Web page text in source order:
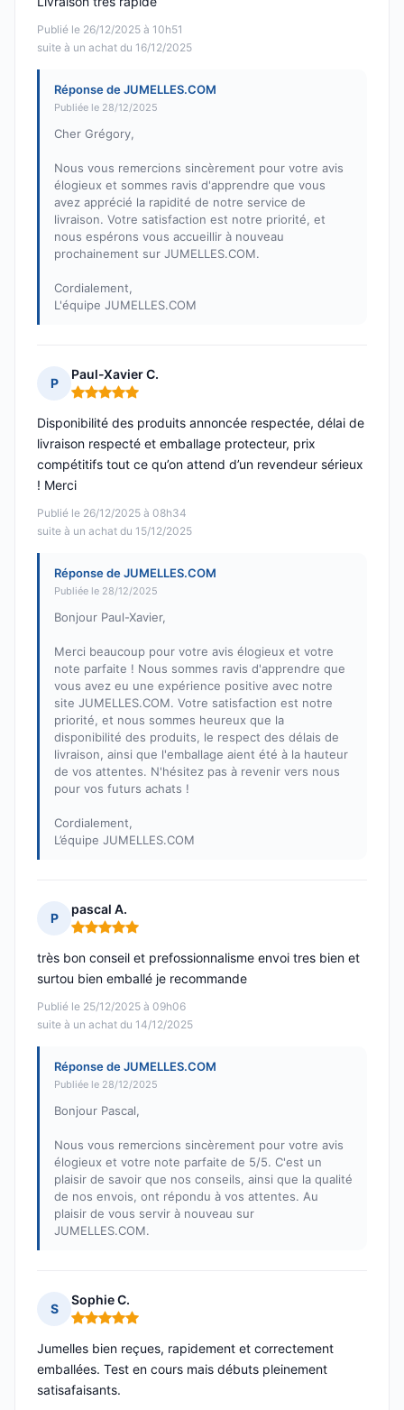
Publié le 26/12/2025 à 10h51
suite à un achat du 16/12/2025
Réponse de JUMELLES.COM
Publiée le 28/12/2025
Cher Grégory,
Nous vous remercions sincèrement pour votre avis
élogieux et sommes ravis d'apprendre que vous
avez apprécié la rapidité de notre service de
livraison. Votre satisfaction est notre priorité, et
nous espérons vous accueillir à nouveau
prochainement sur JUMELLES.COM.
Cordialement,
L'équipe JUMELLES.COM
P
Paul-Xavier C.
Note : 5 sur 5
Publié le 26/12/2025 à 08h34
suite à un achat du 15/12/2025
Disponibilité des produits annoncée respectée, délai de
livraison respecté et emballage protecteur, prix
compétitifs tout ce qu’on attend d’un revendeur sérieux
! Merci
Réponse de JUMELLES.COM
Publiée le 28/12/2025
Bonjour Paul-Xavier,
Merci beaucoup pour votre avis élogieux et votre
note parfaite ! Nous sommes ravis d'apprendre que
vous avez eu une expérience positive avec notre
site JUMELLES.COM. Votre satisfaction est notre
priorité, et nous sommes heureux que la
disponibilité des produits, le respect des délais de
livraison, ainsi que l'emballage aient été à la hauteur
de vos attentes. N'hésitez pas à revenir vers nous
pour vos futurs achats !
Cordialement,
L’équipe JUMELLES.COM
P
pascal A.
Note : 5 sur 5
Publié le 25/12/2025 à 09h06
suite à un achat du 14/12/2025
très bon conseil et prefossionnalisme envoi tres bien et
surtou bien emballé je recommande
Réponse de JUMELLES.COM
Publiée le 28/12/2025
Bonjour Pascal,
Nous vous remercions sincèrement pour votre avis
élogieux et votre note parfaite de 5/5. C'est un
plaisir de savoir que nos conseils, ainsi que la qualité
de nos envois, ont répondu à vos attentes. Au
plaisir de vous servir à nouveau sur
JUMELLES.COM.
S
Sophie C.
Note : 5 sur 5
Jumelles bien reçues, rapidement et correctement
emballées. Test en cours mais débuts pleinement
satisafaisants.